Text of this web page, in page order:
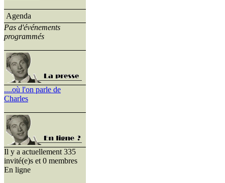
Agenda
Pas d'événements
programmés
....où l'on parle de
Charles
Il y a actuellement 335
invité(e)s et 0 membres
En ligne